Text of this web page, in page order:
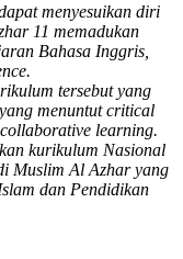
menyesuikan diri
11 memadukan
Bahasa Inggris,
tersebut yang
menuntut critical
learning.
kurikulum Nasional
Muslim Al Azhar yang
dan Pendidikan